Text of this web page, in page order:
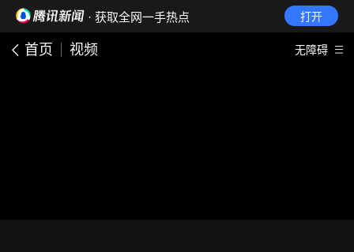
· 获取全网一手热点 打开
首页 视频 无障碍